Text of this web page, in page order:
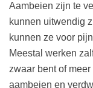
Aambeien zijn te
kunnen uitwendig
kunnen ze voor
Meestal werken
zwaar bent of
aambeien en